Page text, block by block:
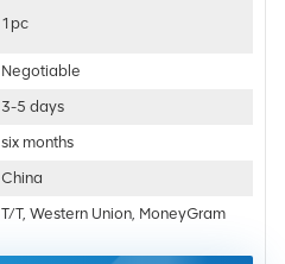
1pc
Negotiable
3-5 days
six months
China
T/T, Western Union, MoneyGram